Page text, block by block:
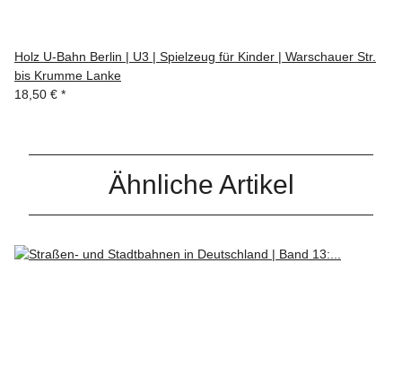
Holz U-Bahn Berlin | U3 | Spielzeug für Kinder | Warschauer Str.
bis Krumme Lanke
18,50 € *
Ähnliche Artikel